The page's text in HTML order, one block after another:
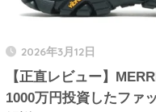
2026年3月12日
【正直レビュー】
1000万円投資したファ